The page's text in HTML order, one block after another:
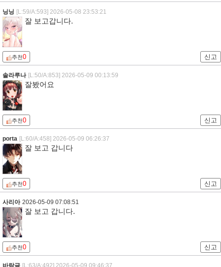
닝닝 [L:59/A:593] 2026-05-08 23:53:21
잘 보고갑니다.
추천0 신고
솔라루나 [L:50/A:853] 2026-05-09 00:13:59
잘봤어요
추천0 신고
porta [L:60/A:458] 2026-05-09 06:26:37
잘 보고 갑니다
추천0 신고
사리아 2026-05-09 07:08:51
잘 보고 갑니다.
추천0 신고
바람글 [L:63/A:492] 2026-05-09 09:46:37